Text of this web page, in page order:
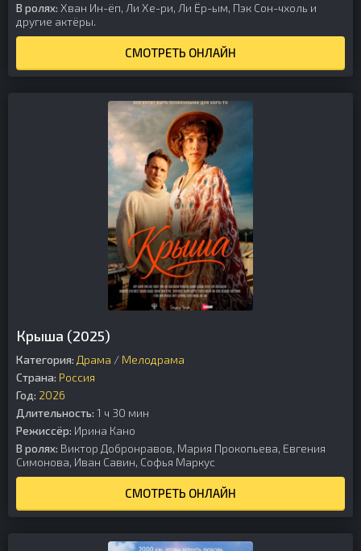
В ролях: Хван Ин-ёп, Ли Хе-ри, Ли Ёр-ым, Пэк Сон-чхоль и
другие актёры.
СМОТРЕТЬ ОНЛАЙН
Крыша (2025)
Категория: Драма / Мелодрама
Страна: Россия
Год: 2026
Длительность: 1 ч 30 мин
Режиссёр: Ирина Кано
В ролях: Виктор Добронравов, Мария Прокопьева, Евгения
Симонова, Иван Савин, Софья Маркус
СМОТРЕТЬ ОНЛАЙН